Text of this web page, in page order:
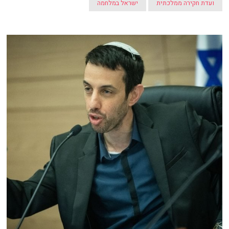
ועדת חקירה ממלכתית ישראל במלחמה